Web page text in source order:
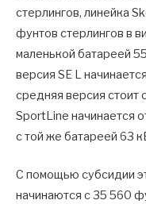
стерлингов, линейка
фунтов стерлингов в
маленькой батареей
версия SE L
средняя версия стоит
SportLine начинается
с той же батареей 63
С помощью субсидии
начинаются с 35 560